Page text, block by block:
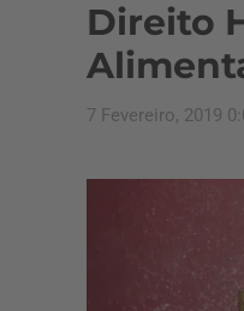
Direito
7 Fevereiro, 2019